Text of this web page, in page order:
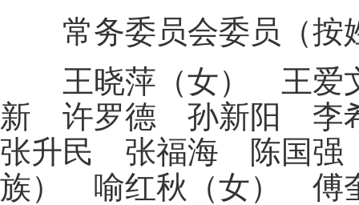
常务委员会委员（按
王晓萍（女） 王爱
新 许罗德 孙新阳 李
张升民 张福海 陈国
族） 喻红秋（女） 傅